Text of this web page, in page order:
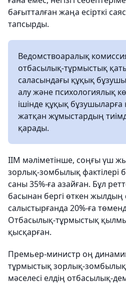
бағытталған жаңа есірткі
тапсырды.
Ведомствоаралық
отбасылық-тұрмыстық
саласындағы құқық
алу және психологиялық
ішінде құқық бұзушыларға
жатқан жұмыстардың
қарады.
ІІМ мәліметінше, соңғы үш
зорлық-зомбылық фактілері
саны 35%-ға азайған. Бұл
басынан бергі өткен жылдың
салыстырғанда 20%-ға
Отбасылық-тұрмыстық
қысқарған.
Премьер-министр оң
тұрмыстық зорлық-
мәселесі елдің отбасылық-